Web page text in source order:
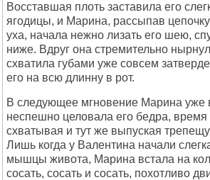
Восставшая плоть заставила его
ягодицы, и Марина, рассыпав
уха, начала нежно лизать его шею,
ниже. Вдруг она стремительно
схватила губами уже совсем
его на всю длинну в рот.
В следующее мгновение Марина уже
неспешно целовала его бедра, время
схватывая и тут же выпуская
Лишь когда у Валентина начали
мышцы живота, Марина встала на
сосать, сосать и сосать, похотливо